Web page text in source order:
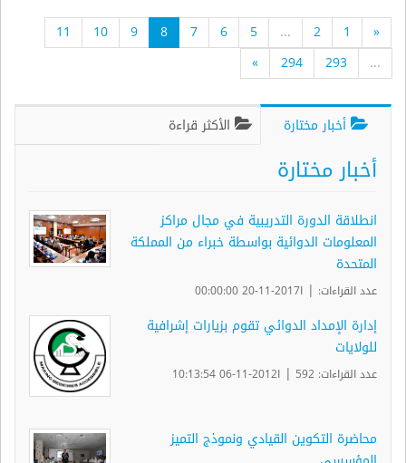
«
1
2
...
5
6
7
8
9
10
11
...
293
294
»
أخبار مختارة الأكثر قراءة
أخبار مختارة
انطلاقة الدورة التدريبية في مجال مراكز
المعلومات الدوائية بواسطة خبراء من المملكة
المتحدة
عدد القراءات: | ا2017-11-20 00:00:00
إدارة الإمداد الدوائي تقوم بزيارات إشرافية
للولايات
عدد القراءات: 592 | ا2012-11-06 10:13:54
محاضرة التكوين القيادي ونموذج التميز